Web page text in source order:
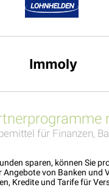
für Finanzen,
sparen, können Sie
Angebote von Banken und
Kredite und Tarife für